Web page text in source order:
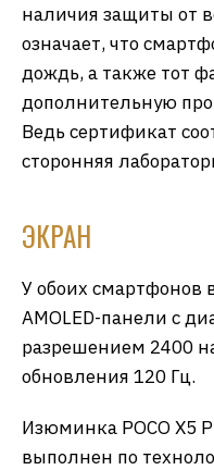
наличия защиты от
означает, что
дождь, а также тот
дополнительную
Ведь сертификат
сторонняя
ЭКРАН
У обоих смартфонов
AMOLED-панели с
разрешением 2400
обновления 120 Гц.
Изюминка POCO X5
выполнен по